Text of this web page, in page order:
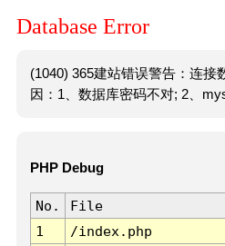
Database Error
(1040) 365建站错误警告：连接
因：1、数据库密码不对; 2、
PHP Debug
No. File
1
/index.php